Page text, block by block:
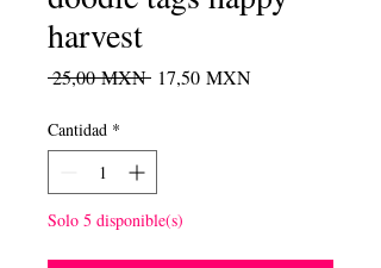
harvest
25,00 MXN Precio
17,50 MXNPrecio
Cantidad *
Solo 5 disponible(s)